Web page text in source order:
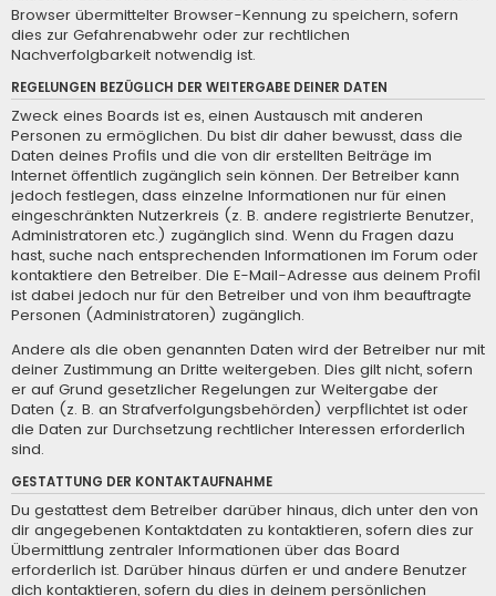
Browser übermittelter Browser-Kennung zu speichern, sofern
dies zur Gefahrenabwehr oder zur rechtlichen
Nachverfolgbarkeit notwendig ist.
REGELUNGEN BEZÜGLICH DER WEITERGABE DEINER DATEN
Zweck eines Boards ist es, einen Austausch mit anderen
Personen zu ermöglichen. Du bist dir daher bewusst, dass die
Daten deines Profils und die von dir erstellten Beiträge im
Internet öffentlich zugänglich sein können. Der Betreiber kann
jedoch festlegen, dass einzelne Informationen nur für einen
eingeschränkten Nutzerkreis (z. B. andere registrierte Benutzer,
Administratoren etc.) zugänglich sind. Wenn du Fragen dazu
hast, suche nach entsprechenden Informationen im Forum oder
kontaktiere den Betreiber. Die E-Mail-Adresse aus deinem Profil
ist dabei jedoch nur für den Betreiber und von ihm beauftragte
Personen (Administratoren) zugänglich.
Andere als die oben genannten Daten wird der Betreiber nur mit
deiner Zustimmung an Dritte weitergeben. Dies gilt nicht, sofern
er auf Grund gesetzlicher Regelungen zur Weitergabe der
Daten (z. B. an Strafverfolgungsbehörden) verpflichtet ist oder
die Daten zur Durchsetzung rechtlicher Interessen erforderlich
sind.
GESTATTUNG DER KONTAKTAUFNAHME
Du gestattest dem Betreiber darüber hinaus, dich unter den von
dir angegebenen Kontaktdaten zu kontaktieren, sofern dies zur
Übermittlung zentraler Informationen über das Board
erforderlich ist. Darüber hinaus dürfen er und andere Benutzer
dich kontaktieren, sofern du dies in deinem persönlichen